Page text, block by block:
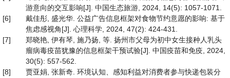
游意向的交互影响[J]. 中国生态旅游, 2024, 14(5): 1057-1071.
[6]
戴佳彤, 盛光华. 公益广告信息框架对食物节约意愿的影响: 基于
焦虑感视角[J]. 心理科学, 2024, 47(2): 424-431.
[7]
郑晓艳, 伊有琴, 施乃扬, 等. 扬州市父母为初中女生接种人乳头
瘤病毒疫苗犹豫的信息框架干预试验[J]. 中国疫苗和免疫, 2024,
30(5): 557-562.
[8]
贾亚娟, 张新奇. 环境认知、感知利益对消费者参与快递包装分